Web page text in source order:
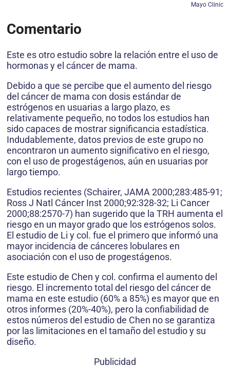
Mayo Clinic
Comentario
Este es otro estudio sobre la relación entre el uso de
hormonas y el cáncer de mama.
Debido a que se percibe que el aumento del riesgo
del cáncer de mama con dosis estándar de
estrógenos en usuarias a largo plazo, es
relativamente pequeño, no todos los estudios han
sido capaces de mostrar significancia estadística.
Indudablemente, datos previos de este grupo no
encontraron un aumento significativo en el riesgo,
con el uso de progestágenos, aún en usuarias por
largo tiempo.
Estudios recientes (Schairer, JAMA 2000;283:485-91;
Ross J Natl Cáncer Inst 2000;92:328-32; Li Cancer
2000;88:2570-7) han sugerido que la TRH aumenta el
riesgo en un mayor grado que los estrógenos solos.
El estudio de Li y col. fue el primero que informó una
mayor incidencia de cánceres lobulares en
asociación con el uso de progestágenos.
Este estudio de Chen y col. confirma el aumento del
riesgo. El incremento total del riesgo del cáncer de
mama en este estudio (60% a 85%) es mayor que en
otros informes (20%-40%), pero la confiabilidad de
estos números del estudio de Chen no se garantiza
por las limitaciones en el tamaño del estudio y su
diseño.
Publicidad